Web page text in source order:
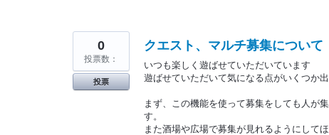
クエスト、マルチ募集について
いつも楽しく遊ばせていただいています
遊ばせていただいて気になる点がいくつか
まず、この機能を使って募集をしても人が
す。
また酒場や広場で募集が見れるようにしてほ
0
投票数：
投票